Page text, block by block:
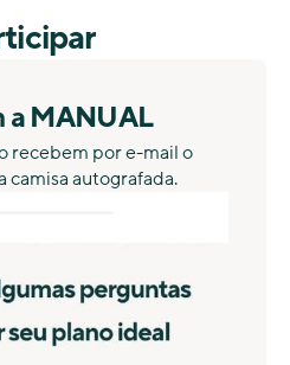
a MANUAL
recebem por e-mail o
camisa autografada.